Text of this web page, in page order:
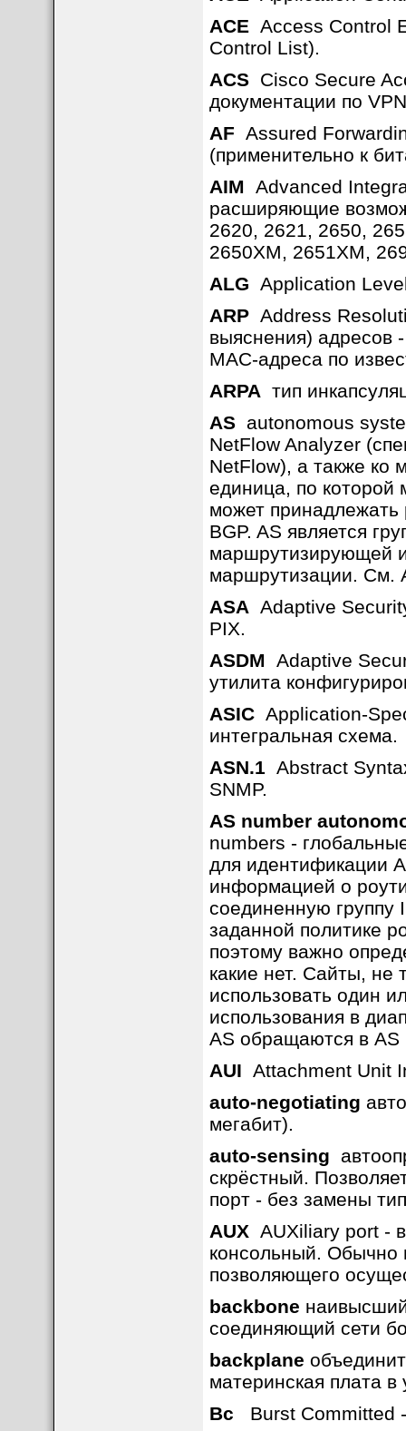
ACE Access Control
Control List).
ACSCisco Secure
документации по
AF Assured
(применительно к
AIM Advanced
расширяющие
2620, 2621, 2650,
2650XM, 2651XM,
ALG Application
ARPAddress
выяснения) адресов
MAC-адреса по
ARPA тип
ASautonomous
NetFlow Analyzer
NetFlow), а также ко
единица, по которой
может принадлежать
BGP. AS является
маршрутизирующей
маршрутизации. См.
ASA Adaptive
PIX.
ASDM Adaptive
утилита
ASICApplication-
интегральная схема.
ASN.1Abstract
SNMP.
AS number
numbers -
для идентификации
информацией о
соединенную группу
заданной политике
поэтому важно
какие нет. Сайты,
использовать один
использования в
AS обращаются в AS
AUI Attachment Unit
auto-negotiating
мегабит).
auto-sensing
скрёстный.
порт - без замены
AUXAUXiliary port -
консольный. Обычно
позволяющего
backbone
соединяющий сети
backplane
материнская плата в
Bc Burst Committed -